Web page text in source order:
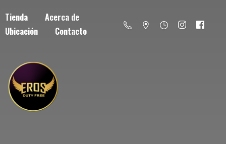
Tienda
Acerca de
Ubicación
Contacto